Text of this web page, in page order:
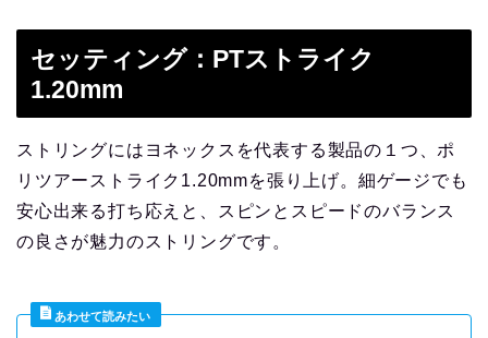
セッティング：PTストライク
1.20mm
ストリングにはヨネックスを代表する製品の１つ、ポ
リツアーストライク1.20mmを張り上げ。細ゲージでも
安心出来る打ち応えと、スピンとスピードのバランス
の良さが魅力のストリングです。